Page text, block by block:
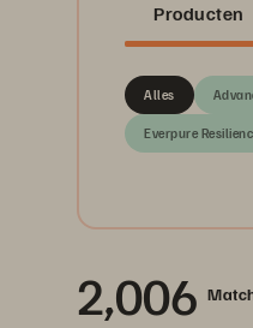
Producten
Alles
Everpure
2,006